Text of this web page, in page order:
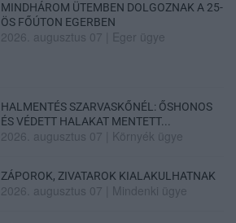
MINDHÁROM ÜTEMBEN DOLGOZNAK A 25-
ÖS FŐÚTON EGERBEN
2026. augusztus 07 Eger ügye
HALMENTÉS SZARVASKŐNÉL: ŐSHONOS
ÉS VÉDETT HALAKAT MENTETT...
2026. augusztus 07 Környék ügye
ZÁPOROK, ZIVATAROK KIALAKULHATNAK
2026. augusztus 07 Mindenki ügye